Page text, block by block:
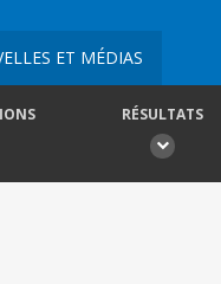
ET MÉDIAS
RÉSULTATS